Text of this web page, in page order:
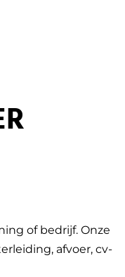
of bedrijf. Onze
afvoer, cv-